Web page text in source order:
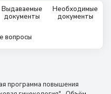
Выдаваемые
документы
Необходимые
документы
вопросы
программа повышения